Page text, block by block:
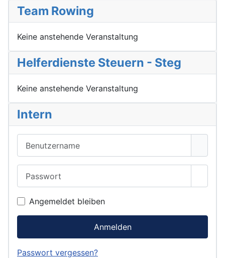
Team Rowing
Keine anstehende Veranstaltung
Helferdienste Steuern - Steg
Keine anstehende Veranstaltung
Intern
Angemeldet bleiben
Anmelden
Passwort vergessen?